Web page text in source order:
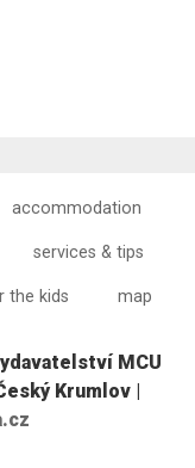
accommodation
services & tips
the kids map
MCU
Krumlov |